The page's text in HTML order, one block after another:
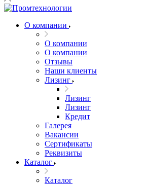
О компании
О компании
О компании
Отзывы
Наши клиенты
Лизинг
Лизинг
Лизинг
Кредит
Галерея
Вакансии
Сертификаты
Реквизиты
Каталог
Каталог